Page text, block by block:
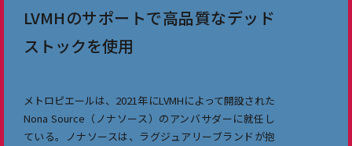
LVMHのサポートで高品質なデッド
ストックを使用
メトロピエールは、2021年にLVMHによって開設された
Nona Source（ノナソース）のアンバサダーに就任し
ている。ノナソースは、ラグジュアリーブランドが抱